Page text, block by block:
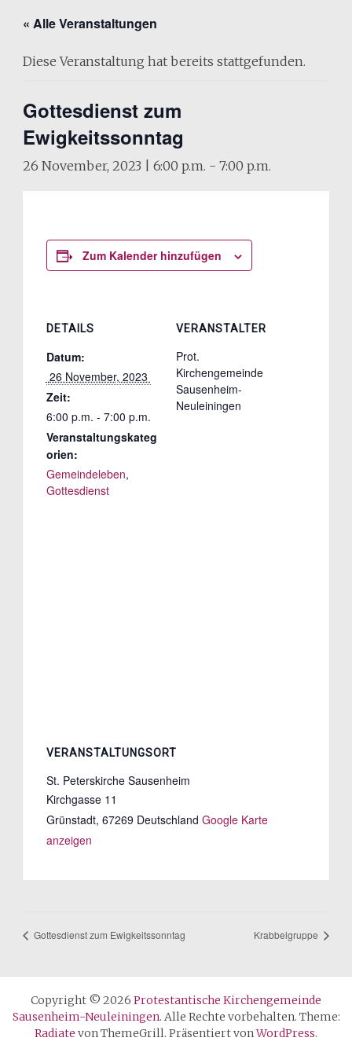
« Alle Veranstaltungen
Diese Veranstaltung hat bereits stattgefunden.
Gottesdienst zum
Ewigkeitssonntag
26 November, 2023 | 6:00 p.m. - 7:00 p.m.
Zum Kalender hinzufügen
DETAILS
Datum:
26 November, 2023
Zeit:
6:00 p.m. - 7:00 p.m.
Veranstaltungskateg
orien:
Gemeindeleben,
Gottesdienst
VERANSTALTER
Prot.
Kirchengemeinde
Sausenheim-
Neuleiningen
VERANSTALTUNGSORT
St. Peterskirche Sausenheim
Kirchgasse 11
Grünstadt, 67269 Deutschland Google Karte
anzeigen
Gottesdienst zum Ewigkeitssonntag Krabbelgruppe
Copyright © 2026 Protestantische Kirchengemeinde
Sausenheim-Neuleiningen. Alle Rechte vorbehalten. Theme:
Radiate von ThemeGrill. Präsentiert vonWordPress.